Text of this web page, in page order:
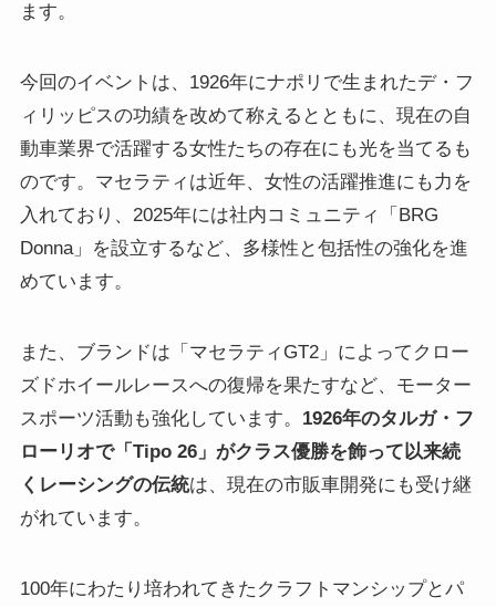
ます。
今回のイベントは、1926年にナポリで生まれたデ・フ
ィリッピスの功績を改めて称えるとともに、現在の自
動車業界で活躍する女性たちの存在にも光を当てるも
のです。マセラティは近年、女性の活躍推進にも力を
入れており、2025年には社内コミュニティ「BRG
Donna」を設立するなど、多様性と包括性の強化を進
めています。
また、ブランドは「マセラティGT2」によってクロー
ズドホイールレースへの復帰を果たすなど、モーター
スポーツ活動も強化しています。 1926年のタルガ・フ
ローリオで「Tipo 26」がクラス優勝を飾って以来続
くレーシングの伝統は、現在の市販車開発にも受け継
がれています。
100年にわたり培われてきたクラフトマンシップとパ